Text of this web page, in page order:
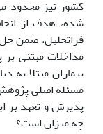
کشور نیز محدود
شده، هدف از
فراتحلیل، ضمن حل
مداخلات مبتنی
مسئله اصلی
چه میزان است؟